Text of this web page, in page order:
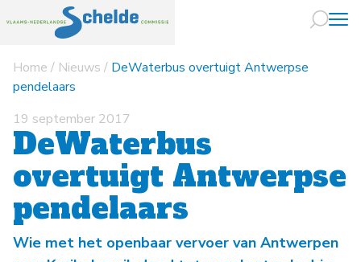
Naar
Home / Nieuws / DeWaterbus overtuigt Antwerpse
pendelaars
19 september 2017
DeWaterbus
overtuigt Antwerpse
pendelaars
Wie met het openbaar vervoer van Antwerpen